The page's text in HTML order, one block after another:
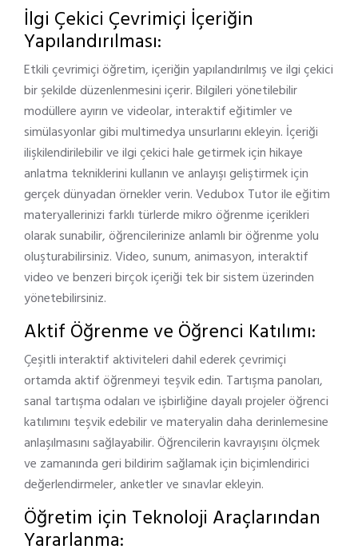
İlgi Çekici Çevrimiçi İçeriğin
Yapılandırılması:
Etkili çevrimiçi öğretim, içeriğin yapılandırılmış ve ilgi çekici
bir şekilde düzenlenmesini içerir. Bilgileri yönetilebilir
modüllere ayırın ve videolar, interaktif eğitimler ve
simülasyonlar gibi multimedya unsurlarını ekleyin. İçeriği
ilişkilendirilebilir ve ilgi çekici hale getirmek için hikaye
anlatma tekniklerini kullanın ve anlayışı geliştirmek için
gerçek dünyadan örnekler verin. Vedubox Tutor ile eğitim
materyallerinizi farklı türlerde mikro öğrenme içerikleri
olarak sunabilir, öğrencilerinize anlamlı bir öğrenme yolu
oluşturabilirsiniz. Video, sunum, animasyon, interaktif
video ve benzeri birçok içeriği tek bir sistem üzerinden
yönetebilirsiniz.
Aktif Öğrenme ve Öğrenci Katılımı:
Çeşitli interaktif aktiviteleri dahil ederek çevrimiçi
ortamda aktif öğrenmeyi teşvik edin. Tartışma panoları,
sanal tartışma odaları ve işbirliğine dayalı projeler öğrenci
katılımını teşvik edebilir ve materyalin daha derinlemesine
anlaşılmasını sağlayabilir. Öğrencilerin kavrayışını ölçmek
ve zamanında geri bildirim sağlamak için biçimlendirici
değerlendirmeler, anketler ve sınavlar ekleyin.
Öğretim için Teknoloji Araçlarından
Yararlanma: